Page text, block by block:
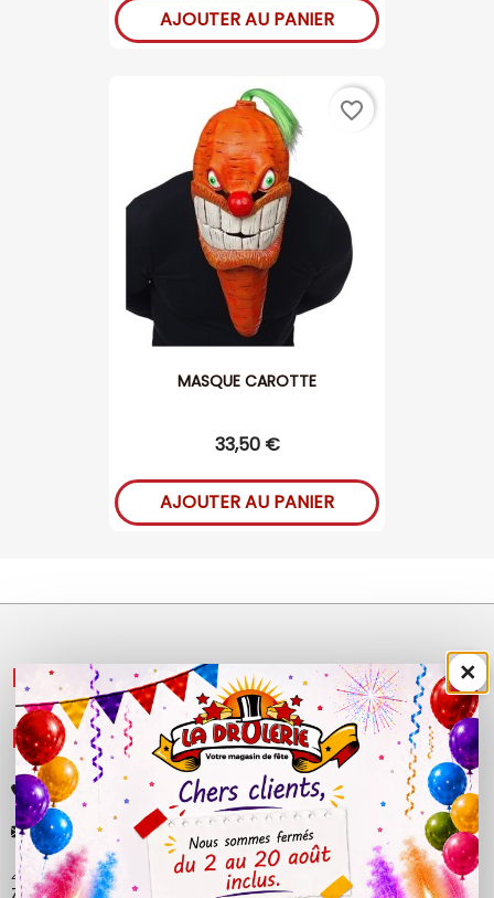
AJOUTER AU PANIER
MASQUE CAROTTE
33,50 €
AJOUTER AU PANIER
favorite_border
NOS PRODUITS 
LÉGAL 
+33 (0)4 50 40 81 00
contact@ladrolerie.fr
38 Rue de la Maladière
×